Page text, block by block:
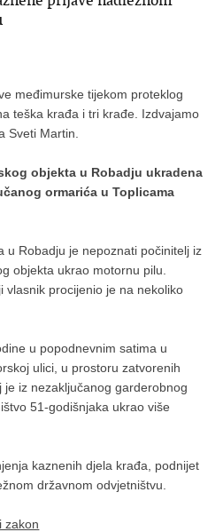
međimurske tijekom proteklog
teška krađa i tri krađe. Izdvajamo
Sveti Martin.
objekta u Robadju ukradena
ormarića u Toplicama
u Robadju je nepoznati počinitelj iz
objekta ukrao motornu pilu.
vlasnik procijenio je na nekoliko
u popodnevnim satima u
ulici, u prostoru zatvorenih
iz nezaključanog garderobnog
51-godišnjaka ukrao više
kaznenih djela krađa, podnijet
državnom odvjetništvu.
zakon